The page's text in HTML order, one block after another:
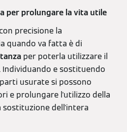
per prolungare la vita utile
precisione la
quando va fatta è di
per poterla utilizzare il
Individuando e sostituendo
usurate si possono
e prolungare l'utilizzo della
sostituzione dell'intera